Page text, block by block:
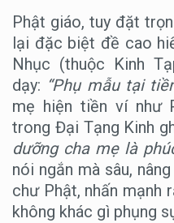
Phật giáo, tuy đặt
lại đặc biệt đề cao
Nhục (thuộc Kinh
dạy: “Phụ mẫu tại
mẹ hiện tiền ví như
trong Đại Tạng Kinh
dưỡng cha mẹ là
nói ngắn mà sâu,
chư Phật, nhấn mạnh
không khác gì phụng